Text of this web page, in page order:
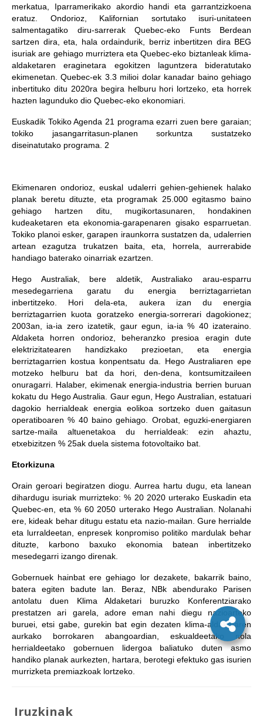
merkatua, Iparramerikako akordio handi eta garrantzizkoena
eratuz. Ondorioz, Kalifornian sortutako isuri-unitateen
salmentagatiko diru-sarrerak Quebec-eko Funts Berdean
sartzen dira, eta, hala ordaindurik, berriz inbertitzen dira BEG
isuriak are gehiago murriztera eta Quebec-eko biztanleak klima-
aldaketaren eraginetara egokitzen laguntzera bideratutako
ekimenetan. Quebec-ek 3.3 milioi dolar kanadar baino gehiago
inbertituko ditu 2020ra begira helburu hori lortzeko, eta horrek
hazten lagunduko dio Quebec-eko ekonomiari.
Euskadik Tokiko Agenda 21 programa ezarri zuen bere garaian;
tokiko jasangarritasun-planen sorkuntza sustatzeko
diseinatutako programa. 2
Ekimenaren ondorioz, euskal udalerri gehien-gehienek halako
planak beretu dituzte, eta programak 25.000 egitasmo baino
gehiago hartzen ditu, mugikortasunaren, hondakinen
kudeaketaren eta ekonomia-garapenaren gisako esparruetan.
Tokiko planoi esker, garapen iraunkorra sustatzen da, udalerrien
artean ezagutza trukatzen baita, eta, horrela, aurrerabide
handiago baterako oinarriak ezartzen.
Hego Australiak, bere aldetik, Australiako arau-esparru
mesedegarriena garatu du energia berriztagarrietan
inbertitzeko. Hori dela-eta, aukera izan du energia
berriztagarrien kuota goratzeko energia-sorrerari dagokionez;
2003an, ia-ia zero izatetik, gaur egun, ia-ia % 40 izateraino.
Aldaketa horren ondorioz, beheranzko presioa eragin dute
elektrizitatearen handizkako prezioetan, eta energia
berriztagarrien kostua konpentsatu da. Hego Australiaren epe
motzeko helburu bat da hori, den-dena, kontsumitzaileen
onuragarri. Halaber, ekimenak energia-industria berrien buruan
kokatu du Hego Australia. Gaur egun, Hego Australian, estatuari
dagokio herrialdeak energia eolikoa sortzeko duen gaitasun
operatiboaren % 40 baino gehiago. Orobat, eguzki-energiaren
sartze-maila altuenetakoa du herrialdeak: ezin ahaztu,
etxebizitzen % 25ak duela sistema fotovoltaiko bat.
Etorkizuna
Orain geroari begiratzen diogu. Aurrea hartu dugu, eta lanean
dihardugu isuriak murrizteko: % 20 2020 urterako Euskadin eta
Quebec-en, eta % 60 2050 urterako Hego Australian. Nolanahi
ere, kideak behar ditugu estatu eta nazio-mailan. Gure herrialde
eta lurraldeetan, enpresek konpromiso politiko mardulak behar
dituzte, karbono baxuko ekonomia batean inbertitzeko
mesedegarri izango direnak.
Gobernuek hainbat ere gehiago lor dezakete, bakarrik baino,
batera egiten badute lan. Beraz, NBk abendurako Parisen
antolatu duen Klima Aldaketari buruzko Konferentziarako
prestatzen ari garela, adore eman nahi diegu nazioarteko
buruei, etsi gabe, gurekin bat egin dezaten klima-aldaketaren
aurkako borrokaren abangoardian, eskualdeetako nola
herrialdeetako gobernuen lidergoa baliatuko duten asmo
handiko planak aurkezten, hartara, berotegi efektuko gas isurien
murrizketa premiazkoak lortzeko.
Iruzkinak